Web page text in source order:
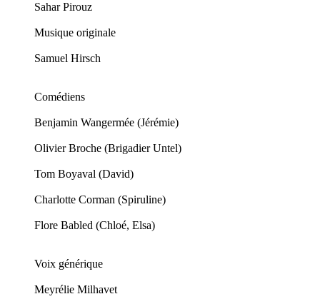
Sahar Pirouz
Musique originale
Samuel Hirsch
Comédiens
Benjamin Wangermée (Jérémie)
Olivier Broche (Brigadier Untel)
Tom Boyaval (David)
Charlotte Corman (Spiruline)
Flore Babled (Chloé, Elsa)
Voix générique
Meyrélie Milhavet